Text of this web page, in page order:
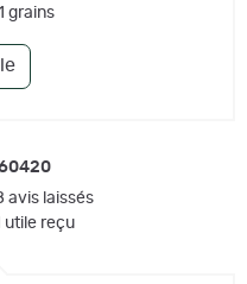
grains
avis laissés
utile reçu